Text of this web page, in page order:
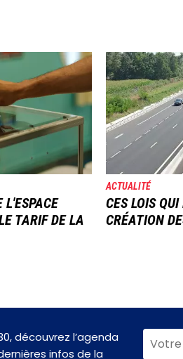
L'ESPACE
TARIF DE LA
Image
ACTUALITÉ
CES LOIS
CRÉATION
découvrez l’agenda
infos de la